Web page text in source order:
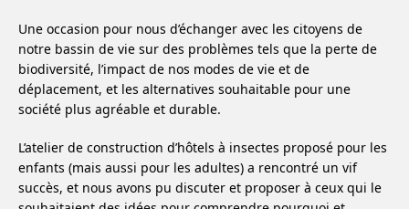
Une occasion pour nous d’échanger avec les citoyens de
notre bassin de vie sur des problèmes tels que la perte de
biodiversité, l’impact de nos modes de vie et de
déplacement, et les alternatives souhaitable pour une
société plus agréable et durable.
L’atelier de construction d’hôtels à insectes proposé pour les
enfants (mais aussi pour les adultes) a rencontré un vif
succès, et nous avons pu discuter et proposer à ceux qui le